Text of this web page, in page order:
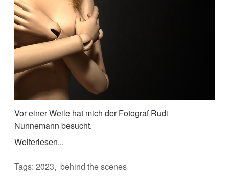
Vor einer Weile hat mich der Fotograf Rudi
Nunnemann besucht.
Weiterlesen...
Tags:2023 behind the scenes